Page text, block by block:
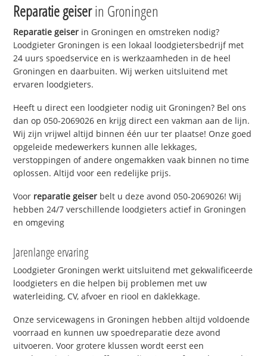
Reparatie geiserin Groningen
Reparatie geiser in Groningen en omstreken nodig?
Loodgieter Groningen is een lokaal loodgietersbedrijf met
24 uurs spoedservice en is werkzaamheden in de heel
Groningen en daarbuiten. Wij werken uitsluitend met
ervaren loodgieters.
Heeft u direct een loodgieter nodig uit Groningen? Bel ons
dan op 050-2069026 en krijg direct een vakman aan de lijn.
Wij zijn vrijwel altijd binnen één uur ter plaatse! Onze goed
opgeleide medewerkers kunnen alle lekkages,
verstoppingen of andere ongemakken vaak binnen no time
oplossen. Altijd voor een redelijke prijs.
Voor reparatie geiser belt u deze avond 050-2069026! Wij
hebben 24/7 verschillende loodgieters actief in Groningen
en omgeving
Jarenlange ervaring
Loodgieter Groningen werkt uitsluitend met gekwalificeerde
loodgieters en die helpen bij problemen met uw
waterleiding, CV, afvoer en riool en daklekkage.
Onze servicewagens in Groningen hebben altijd voldoende
voorraad en kunnen uw spoedreparatie deze avond
uitvoeren. Voor grotere klussen wordt eerst een